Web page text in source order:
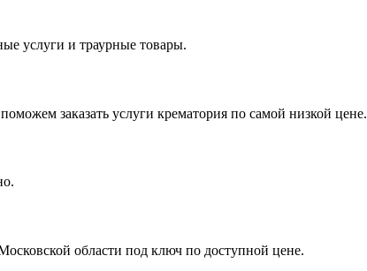
услуги и траурные товары.
заказать услуги крематория по самой низкой цене.
области под ключ по доступной цене.